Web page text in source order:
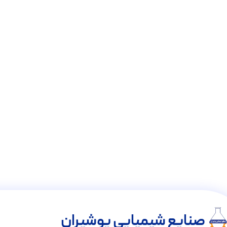
صنایع شیمیایی پوشیران